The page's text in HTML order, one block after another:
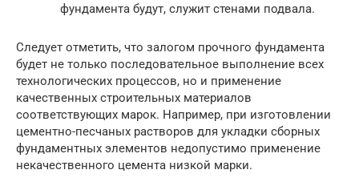
фундамента будут, служит стенами подвала.
Следует отметить, что залогом прочного фундамента
будет не только последовательное выполнение всех
технологических процессов, но и применение
качественных строительных материалов
соответствующих марок. Например, при изготовлении
цементно-песчаных растворов для укладки сборных
фундаментных элементов недопустимо применение
некачественного цемента низкой марки.